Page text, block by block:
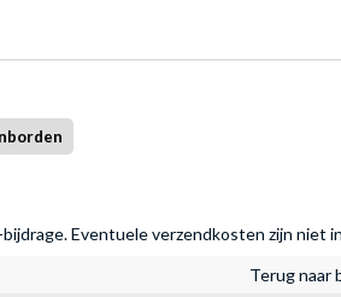
Eventuele verzendkosten zijn niet
Terug naar